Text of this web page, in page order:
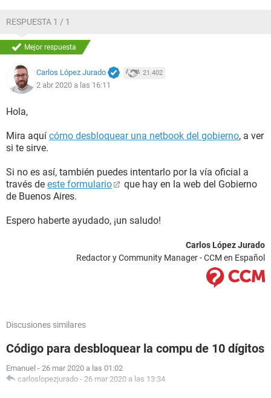
RESPUESTA 1 / 1
Mejor respuesta
Carlos López Jurado 21.402
2 abr 2020 a las 16:11
Hola,
Mira aquí cómo desbloquear una netbook del gobierno, a ver
si te sirve.
Si no es así, también puedes intentarlo por la vía oficial a
través de este formulario
que hay en la web del Gobierno
de Buenos Aires.
Espero haberte ayudado, ¡un saludo!
Carlos López Jurado
Redactor y Community Manager - CCM en Español
Discusiones similares
Código para desbloquear la compu de 10 dígitos
Emanuel - 26 mar 2020 a las 01:02
carloslopezjurado - 26 mar 2020 a las 13:34